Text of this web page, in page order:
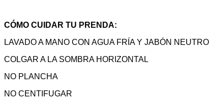
CÓMO CUIDAR TU PRENDA:
LAVADO A MANO CON AGUA FRÍA Y JABÓN NEUTRO
COLGAR A LA SOMBRA HORIZONTAL
NO PLANCHA
NO CENTIFUGAR